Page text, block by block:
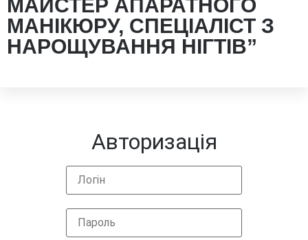
МАЙСТЕР АПАРАТНОГО
МАНІКЮРУ, СПЕЦІАЛІСТ З
НАРОЩУВАННЯ НІГТІВ”
Авторизація